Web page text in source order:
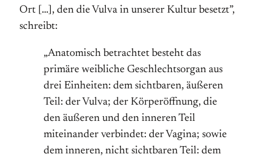
Ort […], den die Vulva in unserer Kultur besetzt”,
schreibt:
„Anatomisch betrachtet besteht das
primäre weibliche Geschlechtsorgan aus
drei Einheiten: dem sichtbaren, äußeren
Teil: der Vulva; der Körperöffnung, die
den äußeren und den inneren Teil
miteinander verbindet: der Vagina; sowie
dem inneren, nicht sichtbaren Teil: dem